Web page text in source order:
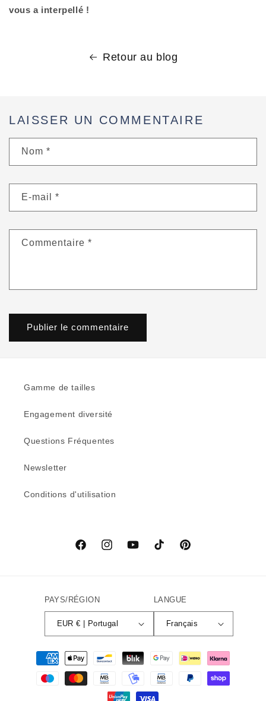
vous a interpellé !
Retour au blog
LAISSER UN COMMENTAIRE
Nom *
E-mail *
Commentaire *
Gamme de tailles
Engagement diversité
Questions Fréquentes
Newsletter
Conditions d'utilisation
FacebookInstagramYouTubeTikTok Pinterest
PAYS/RÉGION
EUR € | Portugal
LANGUE
Français
Moyens
paiement